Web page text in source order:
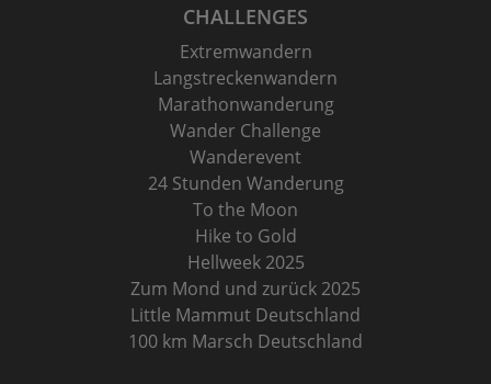
CHALLENGES
Extremwandern
Langstreckenwandern
Marathonwanderung
Wander Challenge
Wanderevent
24 Stunden Wanderung
To the Moon
Hike to Gold
Hellweek 2025
Zum Mond und zurück 2025
Little Mammut Deutschland
100 km Marsch Deutschland